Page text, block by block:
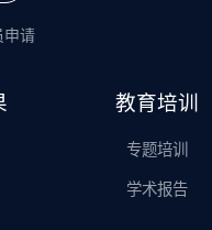
申请
教育培训
专题培训
学术报告